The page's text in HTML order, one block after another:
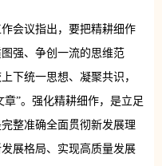
会议指出，要把精耕细作
强、争创一流的思维范
下统一思想、凝聚共识，
章”。强化精耕细作，是立足
整准确全面贯彻新发展理
展格局、实现高质量发展